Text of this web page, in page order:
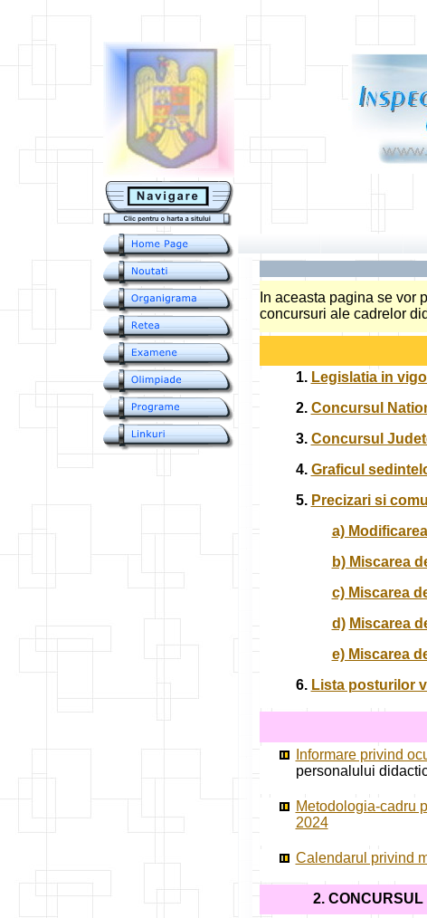
In aceasta pagina se vor
concursuri ale cadrelor
1. Legislatia in
2. Concursul
3. Concursul
4. Graficul
5. Precizari si
a)
b) Miscarea
c) Miscarea
d) Miscarea
e) Miscarea
6. Lista posturilor
Informare privind
personalului
Metodologia-cadru
2024
Calendarul privind
2.